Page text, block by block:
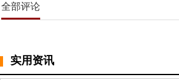
全部评论
实用资讯